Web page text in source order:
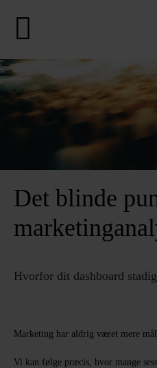
Det blinde
Hvorfor dit dashboard
Marketing har aldrig været mere
Vi kan følge præcis, hvor mange